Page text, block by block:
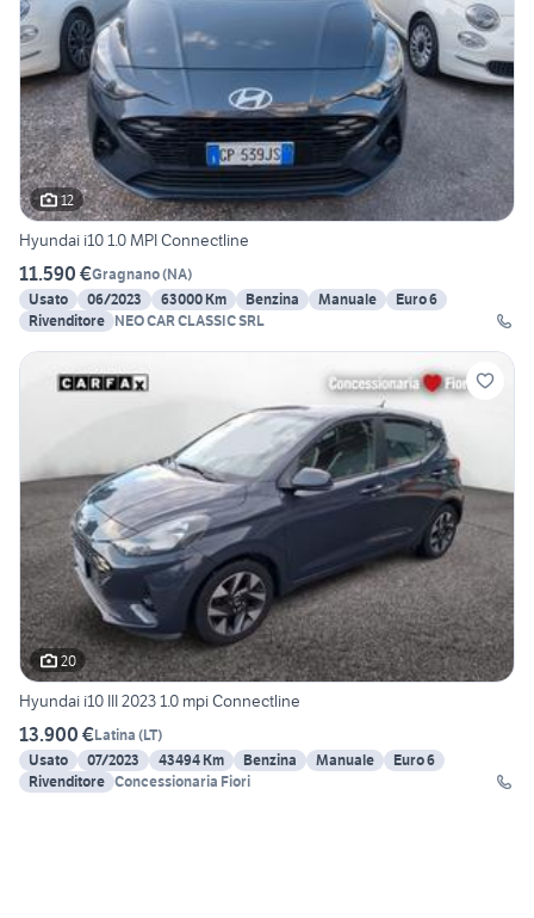
12
Hyundai i10 1.0 MPI Connectline
11.590 €Gragnano(NA)
Usato
06/2023 63000 Km Benzina Manuale
Euro 6
Rivenditore NEO CAR CLASSIC SRL
20
Hyundai i10 III 2023 1.0 mpi Connectline
13.900 €Latina (LT)
Usato
07/2023 43494 Km Benzina Manuale
Euro 6
Rivenditore Concessionaria Fiori